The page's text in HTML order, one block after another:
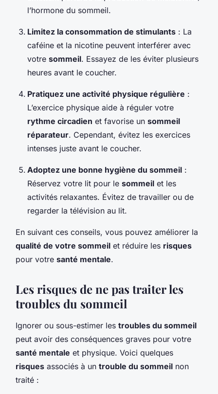
l’hormone du sommeil.
Limitez la consommation de stimulants : La
caféine et la nicotine peuvent interférer avec
votre sommeil. Essayez de les éviter plusieurs
heures avant le coucher.
Pratiquez une activité physique régulière :
L’exercice physique aide à réguler votre
rythme circadien et favorise un sommeil
réparateur. Cependant, évitez les exercices
intenses juste avant le coucher.
Adoptez une bonne hygiène du sommeil :
Réservez votre lit pour le sommeil et les
activités relaxantes. Évitez de travailler ou de
regarder la télévision au lit.
En suivant ces conseils, vous pouvez améliorer la
qualité de votre sommeil et réduire les risques
pour votre santé mentale.
Les risques de ne pas traiter les
troubles du sommeil
Ignorer ou sous-estimer les troubles du sommeil
peut avoir des conséquences graves pour votre
santé mentale et physique. Voici quelques
risques associés à un trouble du sommeil non
traité :